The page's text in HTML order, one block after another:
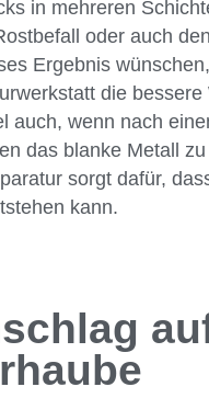
in mehreren
oder auch
Ergebnis
die bessere
auch, wenn nach
das blanke Metall
sorgt dafür,
kann.